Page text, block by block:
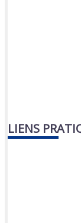
LIENS